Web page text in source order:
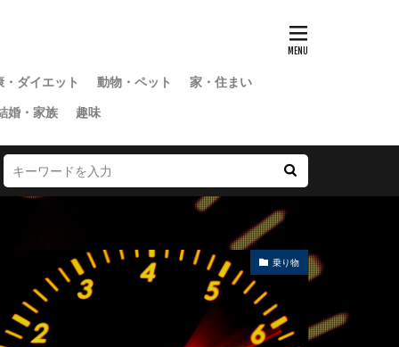
・ダイエット 動物・ペット
家・住まい
婚・家族 趣味
乗り物